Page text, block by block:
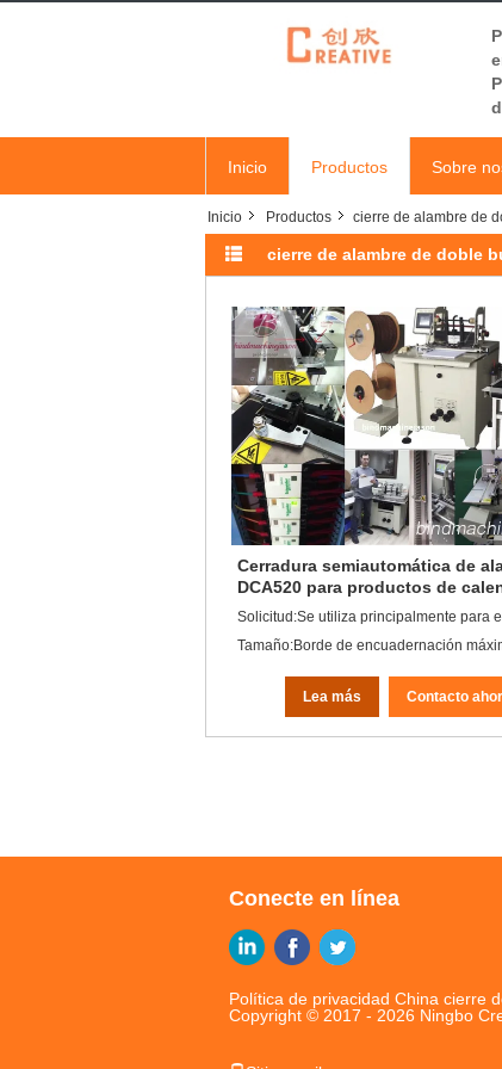
Inicio Productos Sobre
Inicio Productos cierre de alambre de
cierre de alambre de doble
Cerradura semiautomática de
DCA520 para productos de
Lea más Contacto
Conecte en línea
Política de privacidad China cierre
Copyright © 2017 - 2026 Ningbo